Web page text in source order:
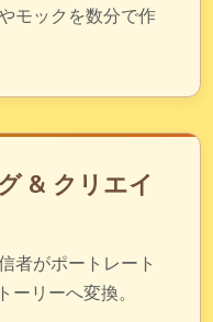
モックを数分で作
& クリエイ
者がポートレート
ーリーへ変換。